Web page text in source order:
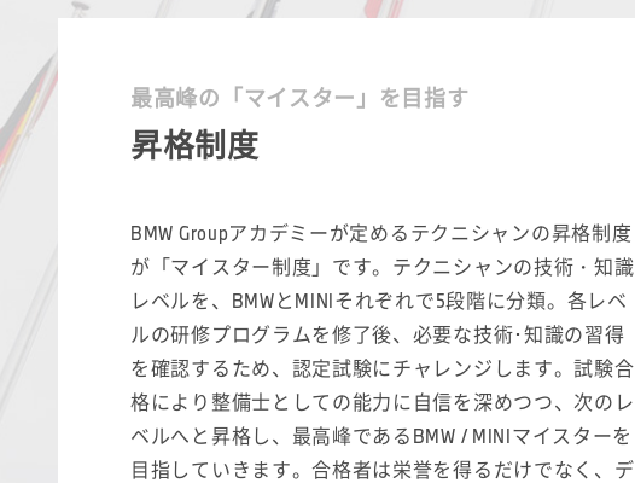
最高峰の「マイスター」を目指す
昇格制度
BMW Groupアカデミーが定めるテクニシャンの昇格制度
が「マイスター制度」です。テクニシャンの技術・知識
レベルを、BMWとMINIそれぞれで5段階に分類。各レベ
ルの研修プログラムを修了後、必要な技術･知識の習得
を確認するため、認定試験にチャレンジします。試験合
格により整備士としての能力に自信を深めつつ、次のレ
ベルへと昇格し、最高峰であるBMW / MINIマイスターを
目指していきます。合格者は栄誉を得るだけでなく、デ